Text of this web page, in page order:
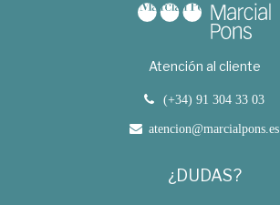
Atención al cliente
(+34) 91 304 33 03
atencion@marcialpons.es
¿DUDAS?